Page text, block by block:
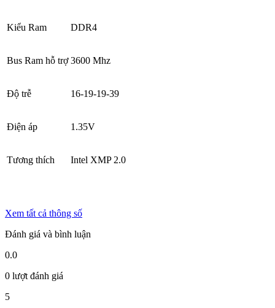
Kiểu Ram DDR4
Bus Ram hỗ trợ 3600 Mhz
Độ trễ 16-19-19-39
Điện áp 1.35V
Tương thích Intel XMP 2.0
Xem tất cả thông số
Đánh giá và bình luận
0.0
0 lượt đánh giá
5